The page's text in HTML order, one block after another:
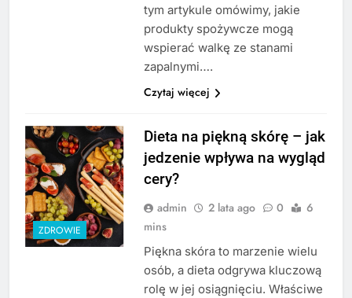
tym artykule omówimy, jakie
produkty spożywcze mogą
wspierać walkę ze stanami
zapalnymi….
Czytaj więcej
ZDROWIE
Dieta na piękną skórę – jak
jedzenie wpływa na wygląd
cery?
admin 2 lata ago 0
6
mins
Piękna skóra to marzenie wielu
osób, a dieta odgrywa kluczową
rolę w jej osiągnięciu. Właściwe